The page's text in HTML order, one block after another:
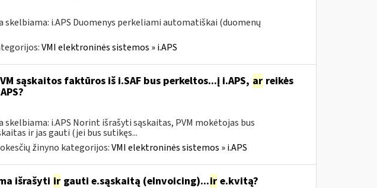
i.APS Duomenys perkeliami automatiškai (duomenų
VMI elektroninės sistemos » i.APS
sąskaitos faktūros iš i.SAF bus perkeltos...į i.APS, arreikės
i.APS Norint išrašyti sąskaitas, PVM mokėtojas bus
ir jas gauti (jei bus sutikęs...
žinyno kategorijos:VMI elektroninės sistemos » i.APS
išrašyti irgauti e.sąskaitą (eInvoicing)...ire.kvitą?